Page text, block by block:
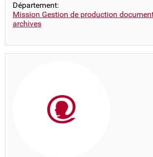
Département:
Mission Gestion de production
archives